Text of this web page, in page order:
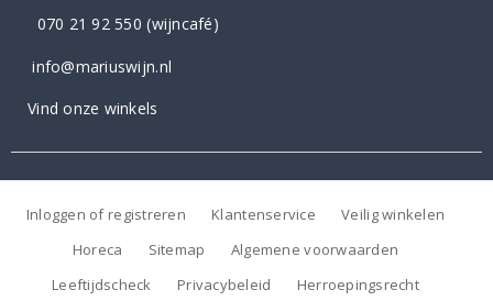
070 21 92 550 (wijncafé)
info@mariuswijn.nl
Vind onze winkels
Inloggen of registreren Klantenservice
Veilig winkelen
Horeca
Sitemap
Algemene voorwaarden
Leeftijdscheck
Privacybeleid Herroepingsrecht